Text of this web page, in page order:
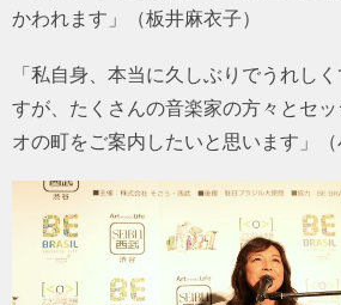
かわれます」（板井麻衣子）
「私自身、本当に久しぶりでうれし
すが、たくさんの音楽家の方々とセ
オの町をご案内したいと思います」（